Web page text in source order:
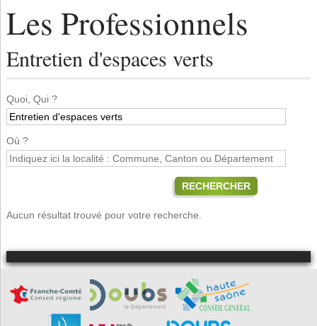
Les Professionnels
Entretien d'espaces verts
Quoi, Qui ?
Où ?
RECHERCHER
Aucun résultat trouvé pour votre recherche.